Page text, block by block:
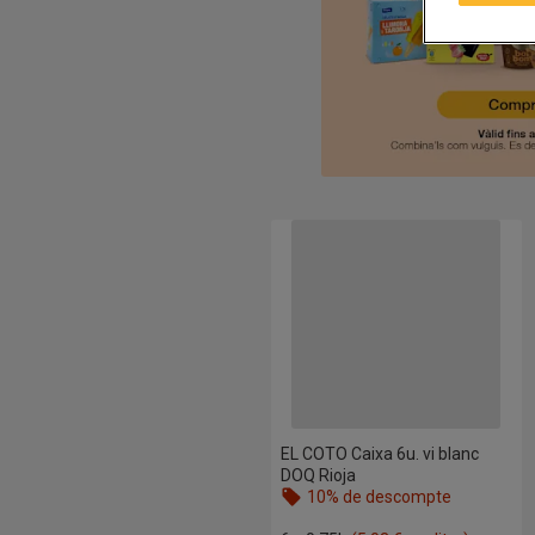
EL COTO Caixa 6u. vi blanc
DOQ Rioja
10% de descompte
Nom de l’oferta: 10% de